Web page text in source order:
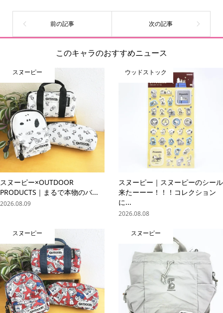
このキャラのおすすめニュース
スヌーピー
スヌーピー×OUTDOOR
PRODUCTS｜まるで本物のバ...
2026.08.09
ウッドストック
スヌーピー｜スヌーピーのシール
来たーーー！！！コレクション
に...
2026.08.08
スヌーピー スヌーピー